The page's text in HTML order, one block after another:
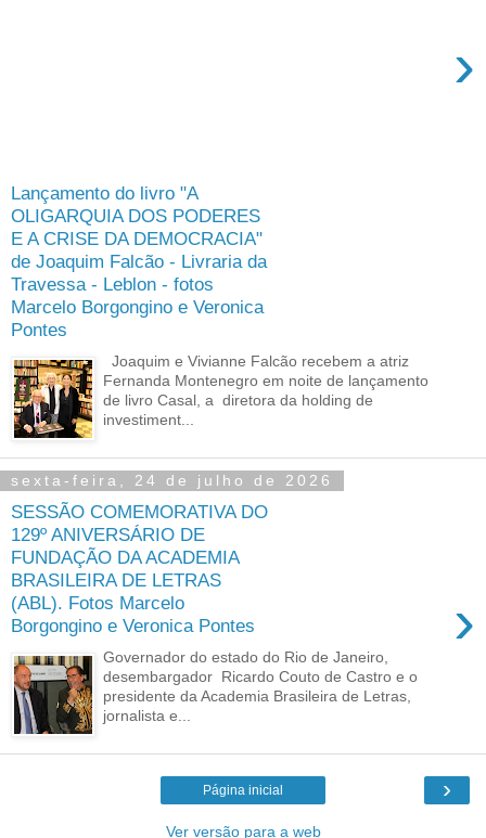
Lançamento do livro "A
OLIGARQUIA DOS PODERES
E A CRISE DA DEMOCRACIA"
de Joaquim Falcão - Livraria da
Travessa - Leblon - fotos
Marcelo Borgongino e Veronica
Pontes
›
Joaquim e Vivianne Falcão recebem a atriz
Fernanda Montenegro em noite de lançamento
de livro Casal, a diretora da holding de
investiment...
sexta-feira, 24 de julho de 2026
SESSÃO COMEMORATIVA DO
129º ANIVERSÁRIO DE
FUNDAÇÃO DA ACADEMIA
BRASILEIRA DE LETRAS
(ABL). Fotos Marcelo
Borgongino e Veronica Pontes
›
Governador do estado do Rio de Janeiro,
desembargador Ricardo Couto de Castro e o
presidente da Academia Brasileira de Letras,
jornalista e...
›
Página inicial
Ver versão para a web